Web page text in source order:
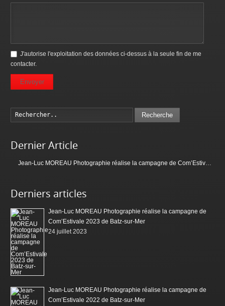
J'autorise l'exploitation des données ci-dessus à la seule fin de me
contacter.
Envoyer
Recherche
Dernier Article
Jean-Luc MOREAU Photographie réalise la campagne de Com’Estivale 2023 de Batz-sur-Mer
Derniers articles
Jean-Luc MOREAU Photographie réalise la campagne de
Com’Estivale 2023 de Batz-sur-Mer
24 juillet 2023
Jean-Luc MOREAU Photographie réalise la campagne de
Com’Estivale 2022 de Batz-sur-Mer